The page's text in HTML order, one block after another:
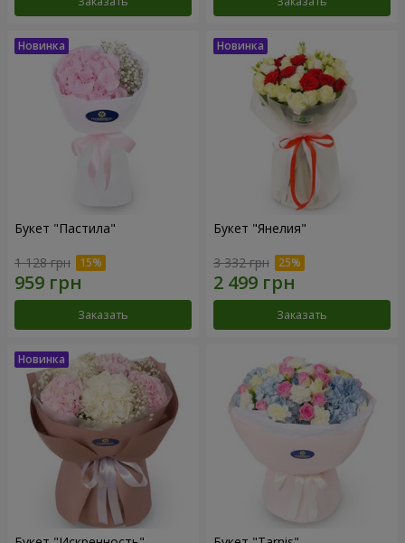
Букет "Пастила"
1 128 грн
Заказать
Букет "Янелия"
3 332 грн
Заказать